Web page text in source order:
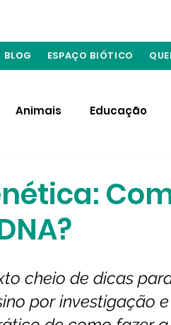
BLOG ESPAÇO BIÓTICO
Animais Educação
de biólogos
do Potencial Biótico
cheio de dicas
por investigação